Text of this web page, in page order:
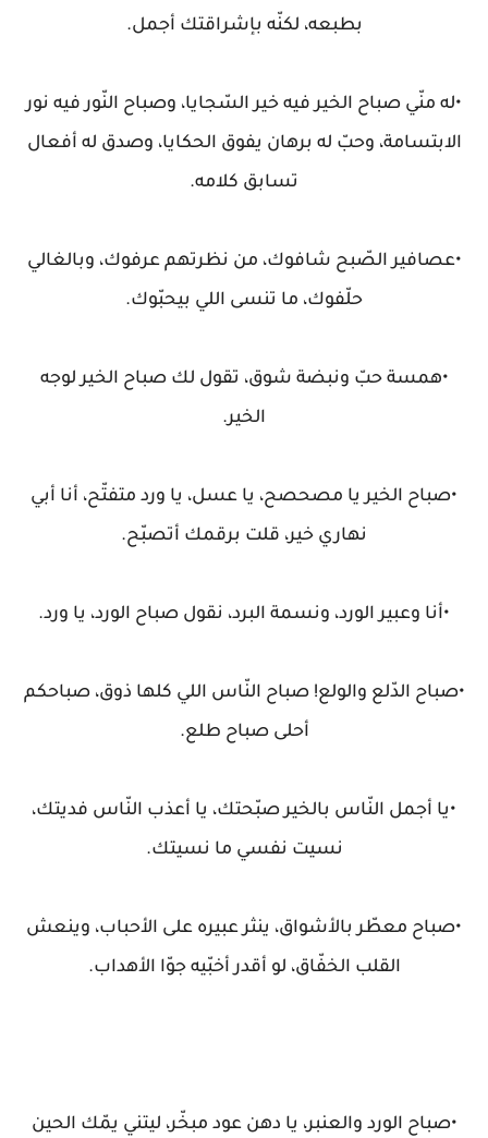
بطبعه، لكنّه بإشراقتك أجمل.
•له منّي صباح الخير فيه خير السّجايا، وصباح النّور فيه نور
الابتسامة، وحبّ له برهان يفوق الحكايا، وصدق له أفعال
تسابق كلامه.
•عصافير الصّبح شافوك، من نظرتهم عرفوك، وبالغالي
حلّفوك، ما تنسى اللي بيحبّوك.
•همسة حبّ ونبضة شوق، تقول لك صباح الخير لوجه
الخير.
•صباح الخير يا مصحصح، يا عسل، يا ورد متفتّح، أنا أبي
نهاري خير، قلت برقمك أتصبّح.
•أنا وعبير الورد، ونسمة البرد، نقول صباح الورد، يا ورد.
•صباح الدّلع والولع! صباح النّاس اللي كلها ذوق، صباحكم
أحلى صباح طلع.
•يا أجمل النّاس بالخير صبّحتك، يا أعذب النّاس فديتك،
نسيت نفسي ما نسيتك.
•صباح معطّر بالأشواق، ينثر عبيره على الأحباب، وينعش
القلب الخفّاق، لو أقدر أخبّيه جوّا الأهداب.
•صباح الورد والعنبر، يا دهن عود مبخّر، ليتني يمّك الحين